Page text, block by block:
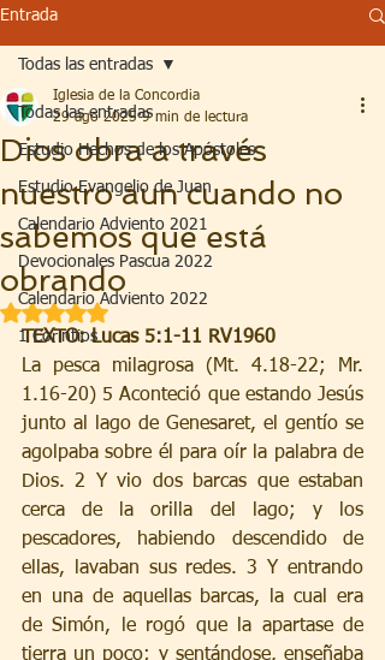
Entrada
Todas las entradas
Estudio Hechos de los Apóstoles
Estudio Evangelio de Juan
Calendario Adviento 2021
Devocionales Pascua 2022
Calendario Adviento 2022
1 Corintios
Todas las entradas
Dios obra a través
nuestro aun cuando no
sabemos que está
obrando
Iglesia de la Concordia
29 ago 2025 9 min de lectura
Obtuvo NaN de 5 estrellas.
TEXTO: Lucas 5:1-11 RV1960
La pesca milagrosa (Mt. 4.18-22; Mr.
1.16-20) 5 Aconteció que estando Jesús
junto al lago de Genesaret, el gentío se
agolpaba sobre él para oír la palabra de
Dios. 2 Y vio dos barcas que estaban
cerca de la orilla del lago; y los
pescadores, habiendo descendido de
ellas, lavaban sus redes. 3 Y entrando
en una de aquellas barcas, la cual era
de Simón, le rogó que la apartase de
tierra un poco; y sentándose, enseñaba